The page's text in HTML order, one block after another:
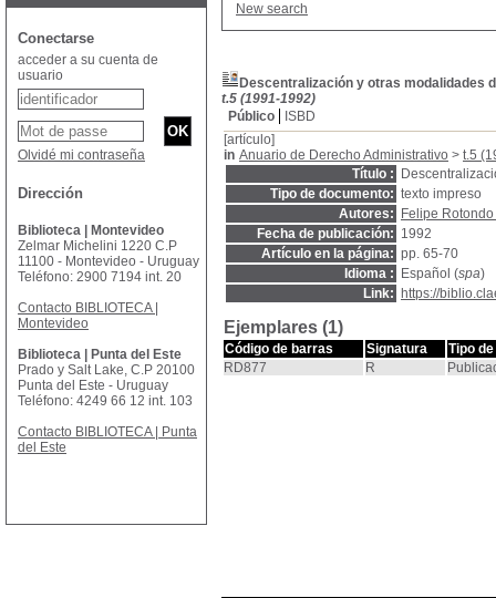
New search
Descentralización y otras modalidades
t.5 (1991-1992)
Público
ISBD
[artículo]
in Anuario de Derecho Administrativo > t.5
Título :
Tipo de documento: texto impreso
Autores:
Felipe
Fecha de publicación: 1992
Artículo en la página: pp. 65-70
Idioma :
Español (spa)
Link:
https://
Ejemplares (1)
Código de barras Signatura
Tipo
RD877
R
Conectarse
acceder a su cuenta de
usuario
Olvidé mi contraseña
Dirección
Biblioteca | Montevideo
Zelmar Michelini 1220 C.P
11100 - Montevideo - Uruguay
Teléfono: 2900 7194 int. 20
Contacto BIBLIOTECA |
Montevideo
Biblioteca | Punta del Este
Prado y Salt Lake, C.P 20100
Punta del Este - Uruguay
Teléfono: 4249 66 12 int. 103
Contacto BIBLIOTECA | Punta
del Este